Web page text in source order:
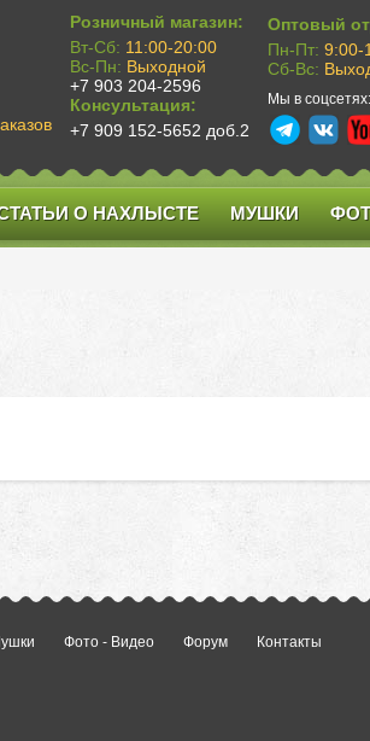
Розничный магазин:
Вт-Сб: 11:00-20:00
Вс-Пн: Выходной
+7 903 204-2596
Консультация:
+7 909 152-5652 доб.2
Оптовый
Пн-Пт: 9:00-
Сб-Вс:
Мы в соцсетях:
О НАХЛЫСТЕ МУШКИ
Фото - Видео Форум Контакты